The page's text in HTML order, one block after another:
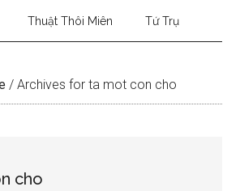
Thuật Thôi Miên Tứ Trụ
/ Archives for ta mot con cho
cho